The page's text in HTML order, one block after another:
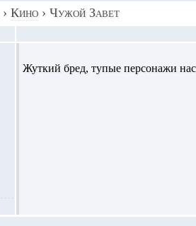
› Кино › Чужой Завет
Жуткий бред, тупые персонажи